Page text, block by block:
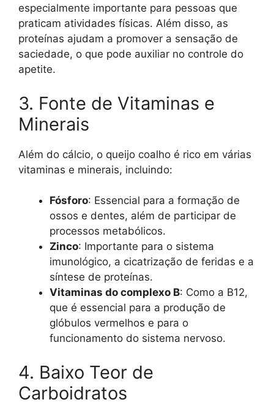
especialmente importante para pessoas que
praticam atividades físicas. Além disso, as
proteínas ajudam a promover a sensação de
saciedade, o que pode auxiliar no controle do
apetite.
3. Fonte de Vitaminas e
Minerais
Além do cálcio, o queijo coalho é rico em várias
vitaminas e minerais, incluindo:
Fósforo: Essencial para a formação de
ossos e dentes, além de participar de
processos metabólicos.
Zinco: Importante para o sistema
imunológico, a cicatrização de feridas e a
síntese de proteínas.
Vitaminas do complexo B: Como a B12,
que é essencial para a produção de
glóbulos vermelhos e para o
funcionamento do sistema nervoso.
4. Baixo Teor de
Carboidratos